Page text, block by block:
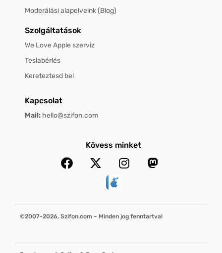
Moderálási alapelveink (Blog)
Szolgáltatások
We Love Apple szerviz
Teslabérlés
Kereteztesd be!
Kapcsolat
Mail: hello@szifon.com
Kövess minket
©2007-2026, Szifon.com – Minden jog fenntartva!